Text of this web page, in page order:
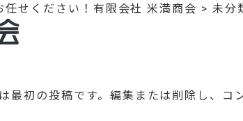
せください！有限会社 米満商会 > 未分
初の投稿です。編集または削除し、コ